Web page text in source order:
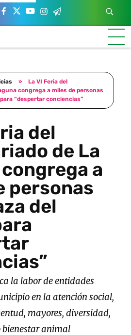
»
La VI Feria del
congrega a miles de personas
“despertar conciencias”
del
de La
a
personas
del
la labor de entidades
en la atención social,
mayores, diversidad,
bienestar animal